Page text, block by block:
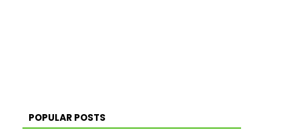
POPULAR POSTS